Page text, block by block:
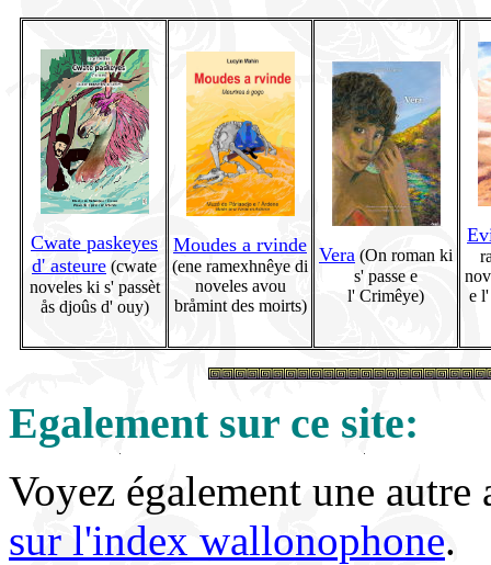
Cwate paskeyes
d' asteure (cwate
noveles ki s' passèt
ås djoûs d' ouy)
Moudes a rvinde
(ene ramexhnêye di
noveles avou
bråmint des moirts)
Vera (On roman ki
s' passe e
l' Crimêye)
e
Egalement sur ce site:
Voyez également une
sur l'index wallonophone.